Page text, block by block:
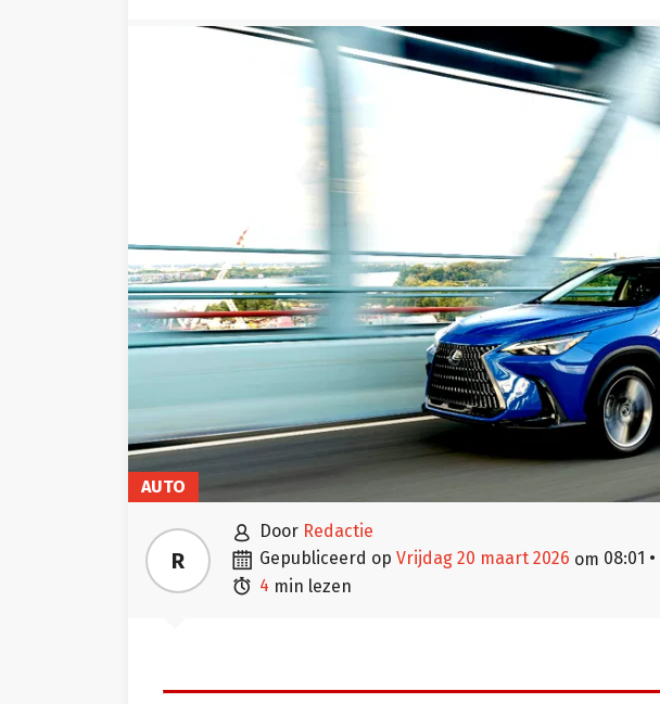
AUTO
R
 door Redactie
 gepubliceerd op vrijdag 20 maart 2026 om 08:01 •
 4 min lezen